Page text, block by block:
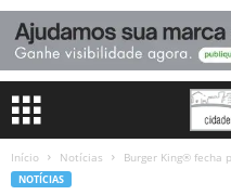
Início Notícias Burger King® fecha
NOTÍCIAS